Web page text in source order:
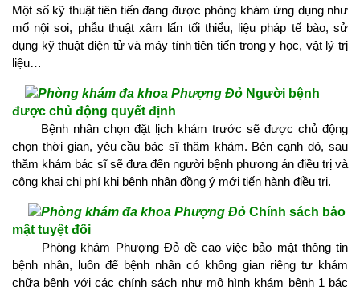
Một số kỹ thuật tiên tiến đang được phòng khám ứng dụng như
mổ nội soi, phẫu thuật xâm lấn tối thiểu, liệu pháp tế bào, sử
dụng kỹ thuật điện tử và máy tính tiên tiến trong y học, vật lý trị
liệu…
Người bệnh
được chủ động quyết định
Bệnh nhân chọn đặt lịch khám trước sẽ được chủ động
chọn thời gian, yêu cầu bác sĩ thăm khám. Bên cạnh đó, sau
thăm khám bác sĩ sẽ đưa đến người bệnh phương án điều trị và
công khai chi phí khi bệnh nhân đồng ý mới tiến hành điều trị.
Chính sách bảo
mật tuyệt đối
Phòng khám Phượng Đỏ đề cao việc bảo mật thông tin
bệnh nhân, luôn để bệnh nhân có không gian riêng tư khám
chữa bệnh với các chính sách như mô hình khám bệnh 1 bác